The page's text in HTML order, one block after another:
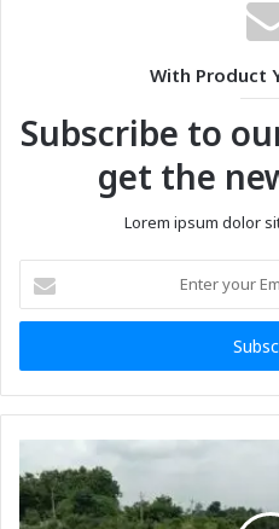
With Product
Subscribe to
get the
Lorem ipsum dolor
your
Email